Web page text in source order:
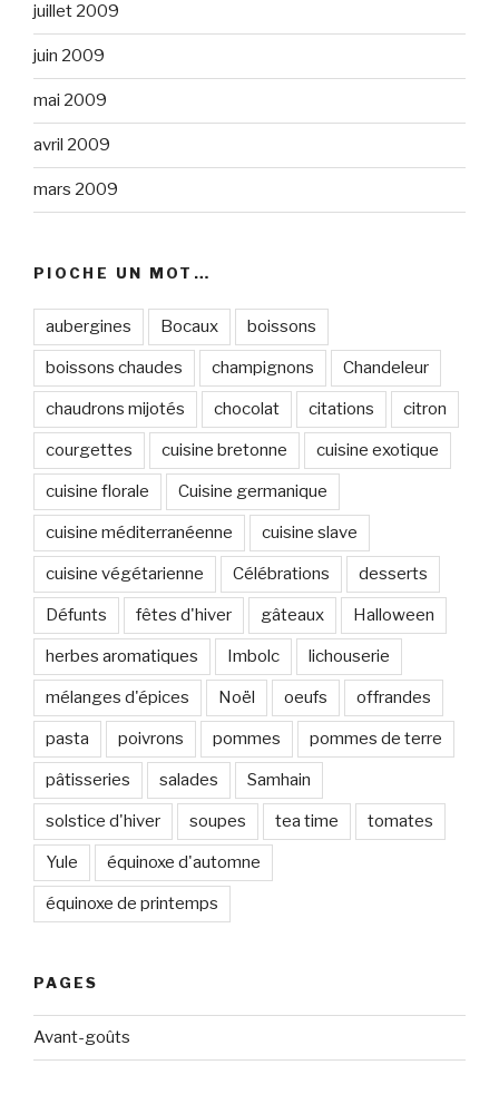
juillet 2009
juin 2009
mai 2009
avril 2009
mars 2009
PIOCHE UN MOT…
aubergines Bocaux boissons
boissons chaudes champignons Chandeleur
chaudrons mijotés chocolat citations citron
courgettes cuisine bretonne cuisine exotique
cuisine florale Cuisine germanique
cuisine méditerranéenne cuisine slave
cuisine végétarienne Célébrations desserts
Défunts fêtes d'hiver gâteaux Halloween
herbes aromatiques Imbolc lichouserie
mélanges d'épices Noël oeufs offrandes
pasta poivrons pommes pommes de terre
pâtisseries salades Samhain
solstice d'hiver soupes tea time tomates
Yule équinoxe d'automne
équinoxe de printemps
PAGES
Avant-goûts